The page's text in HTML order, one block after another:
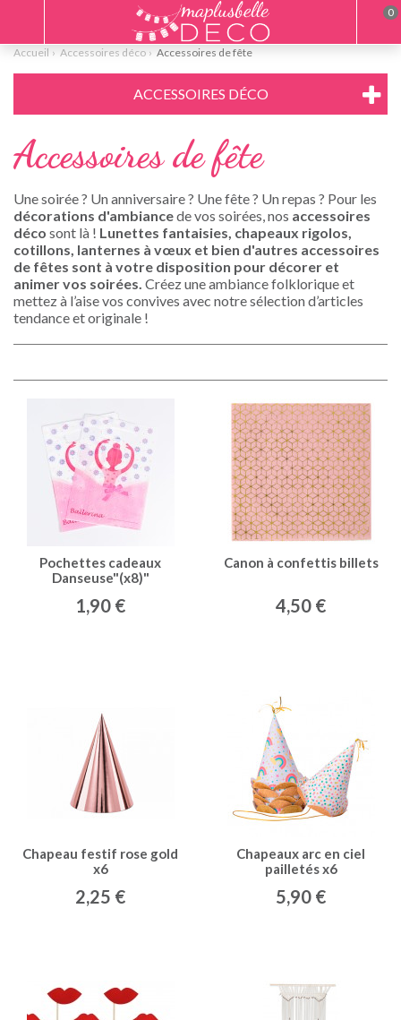
Accueil Accessoires déco Accessoires de fête
ACCESSOIRES DÉCO
Accessoires de fête
Une soirée ? Un anniversaire ? Une fête ? Un repas ? Pour les
décorations d'ambiancede vos soirées, nos accessoires
déco sont là ! Lunettes fantaisies, chapeaux rigolos,
cotillons, lanternes à vœux et bien d'autres accessoires
de fêtes sont à votre disposition pour décorer et
animer vos soirées. Créez une ambiance folklorique et
mettez à l’aise vos convives avec notre sélection d’articles
tendance et originale !
Pochettes cadeaux
Danseuse"(x8)"
1,90 €
Canon à confettis billets
4,50 €
Chapeau festif rose gold
x6
2,25 €
Chapeaux arc en ciel
pailletés x6
5,90 €
0